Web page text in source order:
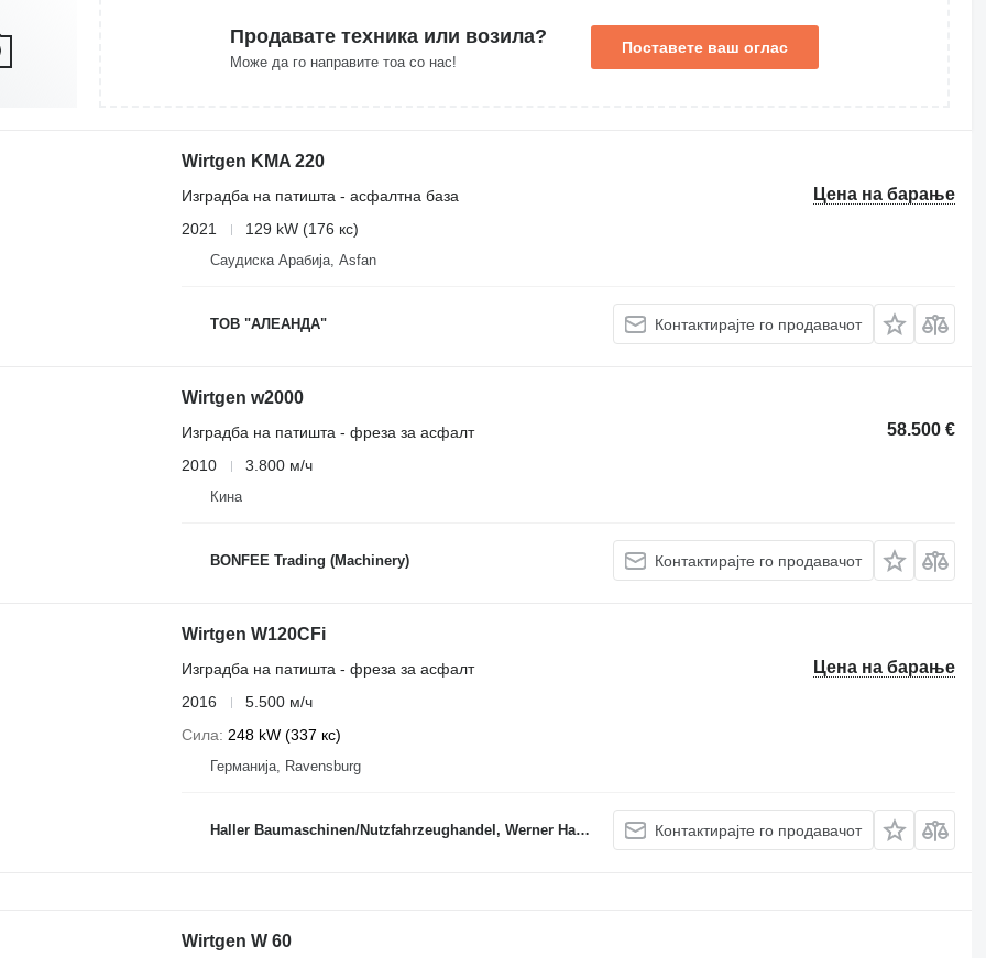
Продавате техника или возила?
Може да го направите тоа со нас!
Поставете ваш оглас
Wirtgen KMA 220
Цена на барање
Изградба на патишта - асфалтна база
2021
129 kW (176 кс)
Саудиска Арабија, Asfan
ТОВ "АЛЕАНДА" Контактирајте го продавачот
Wirtgen w2000
58.500 €
Изградба на патишта - фреза за асфалт
2010
3.800 м/ч
Кина
BONFEE Trading (Machinery) Контактирајте го продавачот
Wirtgen W120CFi
Цена на барање
Изградба на патишта - фреза за асфалт
2016
5.500 м/ч
Сила
248 kW (337 кс)
Германија, Ravensburg
Haller Baumaschinen/Nutzfahrzeughandel, Werner Haller e.K. Контактирајте го продавачот
Wirtgen W 60